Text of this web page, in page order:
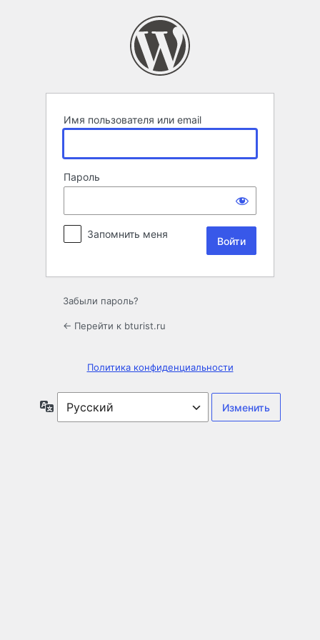
Имя пользователя или email
Пароль
Запомнить меня
Забыли пароль?
← Перейти к bturist.ru
Политика конфиденциальности
Язык